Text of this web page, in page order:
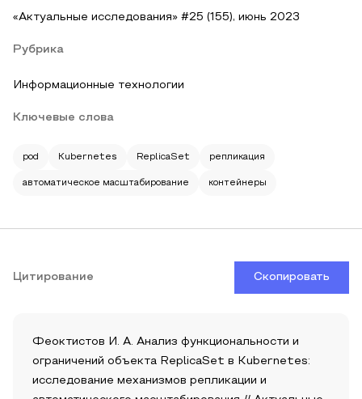
«Актуальные исследования» #25 (155), июнь 2023
Рубрика
Информационные технологии
Ключевые слова
pod Kubernetes ReplicaSet репликация
автоматическое масштабирование контейнеры
Цитирование Скопировать
Феоктистов И. А. Анализ функциональности и
ограничений объекта ReplicaSet в Kubernetes:
исследование механизмов репликации и